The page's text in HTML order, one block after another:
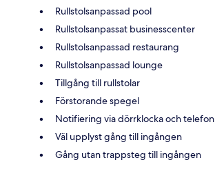
Rullstolsanpassad pool
Rullstolsanpassat businesscenter
Rullstolsanpassad restaurang
Rullstolsanpassad lounge
Tillgång till rullstolar
Förstorande spegel
Notifiering via dörrklocka och telefon
Väl upplyst gång till ingången
Gång utan trappsteg till ingången